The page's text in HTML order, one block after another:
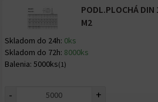
PODL.PLOCHÁ
M2
Skladom do 24h: 0ks
Skladom do 72h: 8000ks
Balenia: 5000ks(1)
- +